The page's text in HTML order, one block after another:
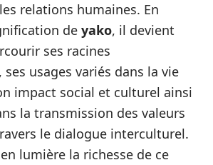
relations humaines. En
de yako, il devient
ses racines
usages variés dans la vie
impact social et culturel ainsi
la transmission des valeurs
le dialogue interculturel.
lumière la richesse de ce